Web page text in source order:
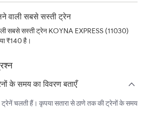
वाली सबसे सस्ती ट्रेन
सबसे सस्ती ट्रेन KOYNA EXPRESS (11030)
₹140 है।
के समय का विवरण बताएँ
चलती हैं। कृपया सतारा से ठाणे तक की ट्रेनों के समय